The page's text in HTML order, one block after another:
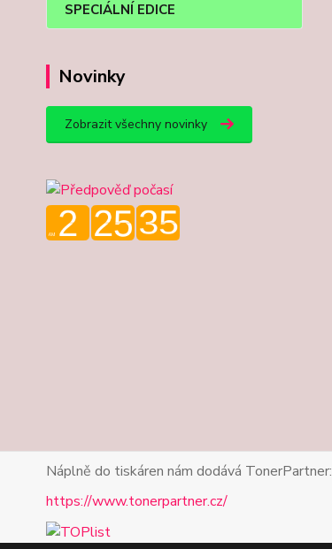
SPECIÁLNÍ EDICE
Novinky
Zobrazit všechny novinky
Náplně do tiskáren nám dodává TonerPartner:
https://www.tonerpartner.cz/